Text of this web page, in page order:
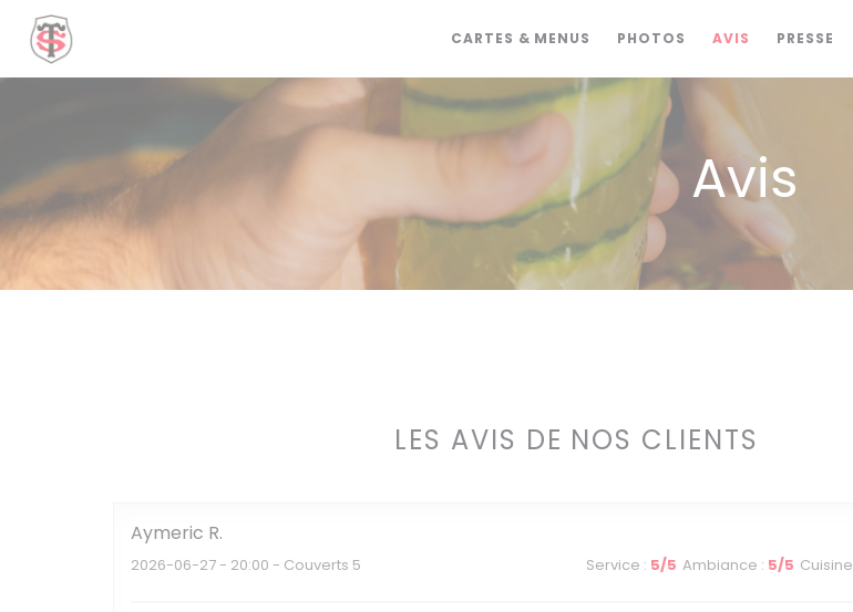
Personnalisation de vos choix en matière de cookies
CARTES & MENUS PHOTOS AVIS PRESSE
Avis
LES AVIS DE NOS CLIENTS
Aymeric R
2026-06-27 - 20:00 - Couverts 5 Service : 5/5 Ambiance : 5/5 Cuisine